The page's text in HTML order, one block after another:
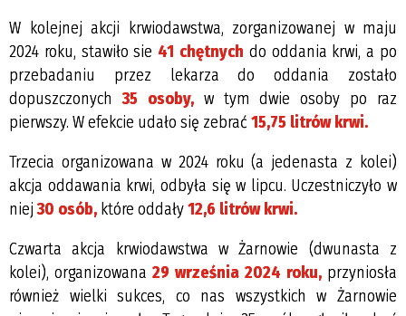
W kolejnej akcji krwiodawstwa, zorganizowanej w maju
2024 roku, stawiło sie 41 chętnych do oddania krwi, a po
przebadaniu przez lekarza do oddania zostało
dopuszczonych35 osoby,w tym dwie osoby po raz
pierwszy. W efekcie udało się zebrać 15,75 litrów krwi.
Trzecia organizowana w 2024 roku (a jedenasta z kolei)
akcja oddawania krwi, odbyła się w lipcu. Uczestniczyło w
niej30 osób, które oddały12,6 litrów krwi.
Czwarta akcja krwiodawstwa w Żarnowie (dwunasta z
kolei), organizowana 29 września 2024 roku, przyniosła
również wielki sukces, co nas wszystkich w Żarnowie